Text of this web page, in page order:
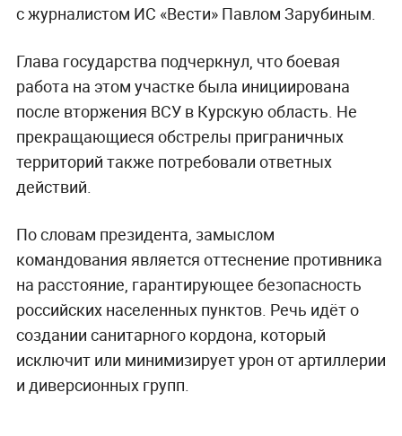
с журналистом ИС «Вести» Павлом Зарубиным.
Глава государства подчеркнул, что боевая
работа на этом участке была инициирована
после вторжения ВСУ в Курскую область. Не
прекращающиеся обстрелы приграничных
территорий также потребовали ответных
действий.
По словам президента, замыслом
командования является оттеснение противника
на расстояние, гарантирующее безопасность
российских населенных пунктов. Речь идёт о
создании санитарного кордона, который
исключит или минимизирует урон от артиллерии
и диверсионных групп.